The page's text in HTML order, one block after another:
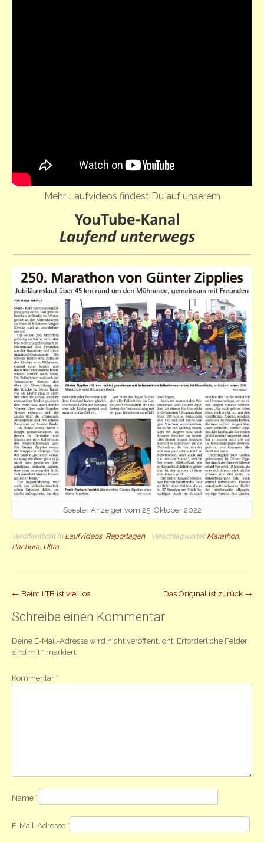
Mehr Laufvideos findest Du auf unserem
Soester Anzeiger vom 25. Oktober 2022
Veröffentlicht in Laufvideos, Reportagen Verschlagwortet Marathon,
Pachura Ultra
Beitrag
Navigation
← Beim LTB ist viel los Das Original ist zurück →
Schreibe einen Kommentar
Deine E-Mail-Adresse wird nicht veröffentlicht. Erforderliche Felder
sind mit * markiert
Kommentar *
Name *
E-Mail-Adresse *